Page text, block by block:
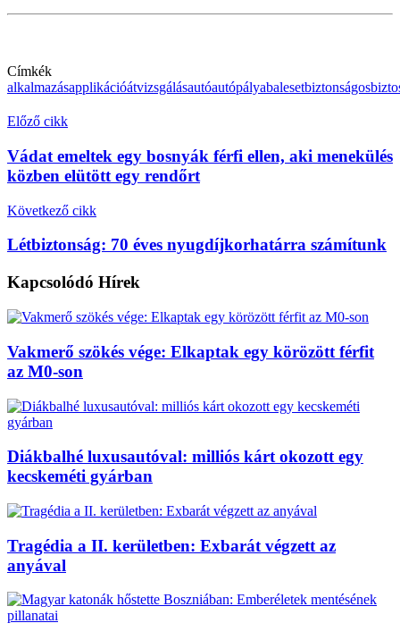
Címkék
alkalmazásapplikációátvizsgálásautóautópályabalesetbiztonságos
Előző cikk
Vádat emeltek egy bosnyák férfi ellen, aki menekülés
közben elütött egy rendőrt
Következő cikk
Létbiztonság: 70 éves nyugdíjkorhatárra számítunk
Kapcsolódó Hírek
Vakmerő szökés vége: Elkaptak egy körözött férfit
az M0-son
Diákbalhé luxusautóval: milliós kárt okozott egy
kecskeméti gyárban
Tragédia a II. kerületben: Exbarát végzett az
anyával